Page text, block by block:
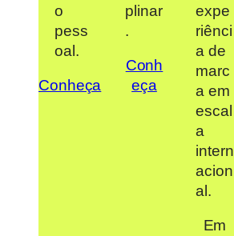
o
pess
oal.
Conheça
plinar
.
Conh
eça
expe
riênci
a de
marc
a em
escal
a
intern
acion
al.
Em